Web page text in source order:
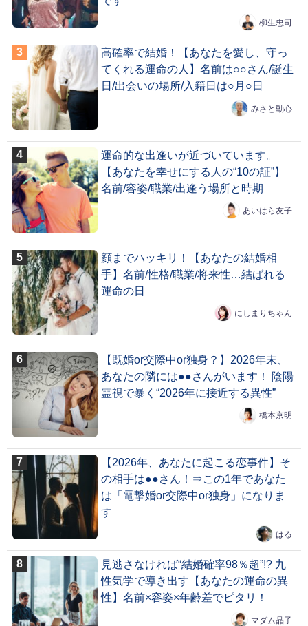
柳生忠司
高確率で結婚！【あなたを愛し、守っ
てくれる運命の人】名前は○○さん/誕生
日/出会いの場所/入籍日は○月○日
みさと動心
運命的な出逢いが近づいています。
【あなたを幸せにする人の“10の証”】
名前/容姿/職業/出逢う場所と時期
あいはら友子
顔までハッキリ！【あなたの結婚相
手】名前/性格/職業/将来性…結ばれる
運命の日
にしまりちゃん
【既婚or交際中or独身？】2026年末、
あなたの隣には●●さんがいます！ 陰陽
霊視で暴く“2026年に接近する異性”
橋本京明
【2026年、あなたに起こる恋事件】そ
の相手は●●さん！⇒この1年であなた
は「電撃婚or交際中or独身」になりま
す
はる
見逃さなければ“結婚確率98％超”!? 九
性気学で導き出す【あなたの運命の異
性】名前×容姿×年齢差でピタリ！
マダム晶子